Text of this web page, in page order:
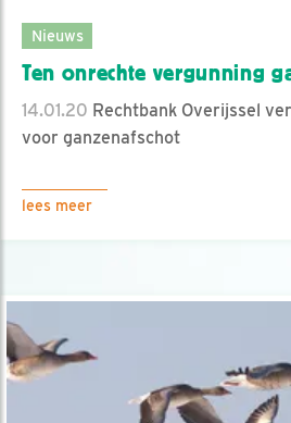
Nieuws
Ten onrechte vergunning
14.01.20 Rechtbank Overijssel
voor ganzenafschot
lees meer